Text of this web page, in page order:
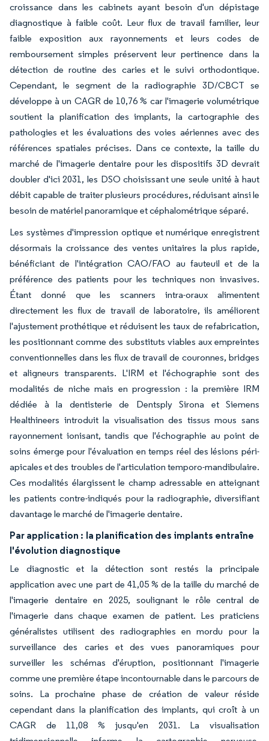
croissance dans les cabinets ayant besoin d'un dépistage
diagnostique à faible coût. Leur flux de travail familier, leur
faible exposition aux rayonnements et leurs codes de
remboursement simples préservent leur pertinence dans la
détection de routine des caries et le suivi orthodontique.
Cependant, le segment de la radiographie 3D/CBCT se
développe à un CAGR de 10,76 % car l'imagerie volumétrique
soutient la planification des implants, la cartographie des
pathologies et les évaluations des voies aériennes avec des
références spatiales précises. Dans ce contexte, la taille du
marché de l'imagerie dentaire pour les dispositifs 3D devrait
doubler d'ici 2031, les DSO choisissant une seule unité à haut
débit capable de traiter plusieurs procédures, réduisant ainsi le
besoin de matériel panoramique et céphalométrique séparé.
Les systèmes d'impression optique et numérique enregistrent
désormais la croissance des ventes unitaires la plus rapide,
bénéficiant de l'intégration CAO/FAO au fauteuil et de la
préférence des patients pour les techniques non invasives.
Étant donné que les scanners intra-oraux alimentent
directement les flux de travail de laboratoire, ils améliorent
l'ajustement prothétique et réduisent les taux de refabrication,
les positionnant comme des substituts viables aux empreintes
conventionnelles dans les flux de travail de couronnes, bridges
et aligneurs transparents. L'IRM et l'échographie sont des
modalités de niche mais en progression : la première IRM
dédiée à la dentisterie de Dentsply Sirona et Siemens
Healthineers introduit la visualisation des tissus mous sans
rayonnement ionisant, tandis que l'échographie au point de
soins émerge pour l'évaluation en temps réel des lésions péri-
apicales et des troubles de l'articulation temporo-mandibulaire.
Ces modalités élargissent le champ adressable en atteignant
les patients contre-indiqués pour la radiographie, diversifiant
davantage le marché de l'imagerie dentaire.
Par application : la planification des implants entraîne
l'évolution diagnostique
Le diagnostic et la détection sont restés la principale
application avec une part de 41,05 % de la taille du marché de
l'imagerie dentaire en 2025, soulignant le rôle central de
l'imagerie dans chaque examen de patient. Les praticiens
généralistes utilisent des radiographies en mordu pour la
surveillance des caries et des vues panoramiques pour
surveiller les schémas d'éruption, positionnant l'imagerie
comme une première étape incontournable dans le parcours de
soins. La prochaine phase de création de valeur réside
cependant dans la planification des implants, qui croît à un
CAGR de 11,08 % jusqu'en 2031. La visualisation